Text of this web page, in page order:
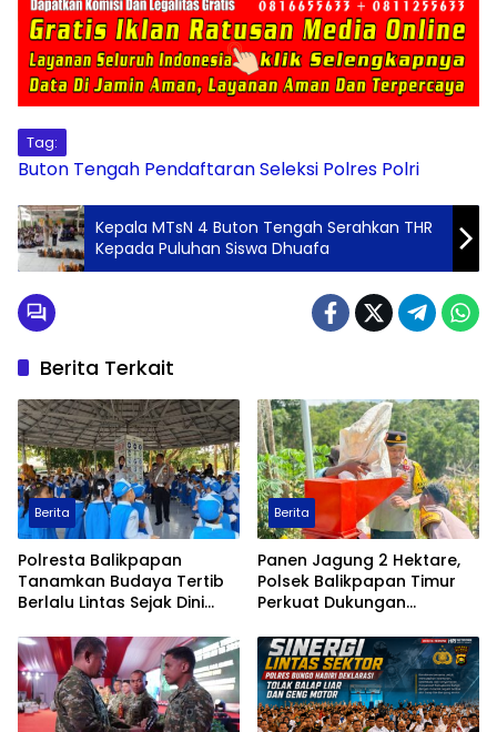
Tag:
Buton Tengah Pendaftaran Seleksi Polres Polri
Kepala MTsN 4 Buton Tengah Serahkan THR
Kepada Puluhan Siswa Dhuafa
Berita Terkait
Berita
Polresta Balikpapan
Tanamkan Budaya Tertib
Berlalu Lintas Sejak Dini
Anak”
Berita
Panen Jagung 2 Hektare,
Polsek Balikpapan Timur
Perkuat Dukungan
Pangan Nasional